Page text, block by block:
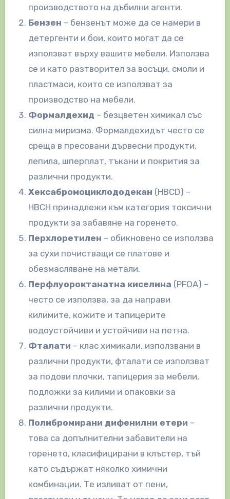
производството на дъбилни агенти.
Бензен – бензенът може да се намери в
детергенти и бои, които могат да се
използват върху вашите мебели. Използва
се и като разтворител за восъци, смоли и
пластмаси, които се използват за
производство на мебели.
Формалдехид – безцветен химикал със
силна миризма. Формалдехидът често се
среща в пресовани дървесни продукти,
лепила, шперплат, тъкани и покрития за
различни продукти.
Хексабромоциклододекан (HBCD) –
HBCH принадлежи към категория токсични
продукти за забавяне на горенето.
Перхлоретилен – обикновено се използва
за сухи почистващи се платове и
обезмасляване на метали.
Перфлуороктанатна киселина (PFOA) –
често се използва, за да направи
килимите, кожите и тапицерите
водоустойчиви и устойчиви на петна.
Фталати – клас химикали, използвани в
различни продукти, фталати се използват
за подови плочки, тапицерия за мебели,
подложки за килими и опаковки за
различни продукти.
Полибромирани дифенилни етери –
това са допълнителни забавители на
горенето, класифицирани в клъстер, тъй
като съдържат няколко химични
комбинации. Те изливат от пени,